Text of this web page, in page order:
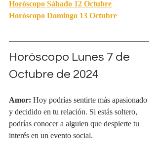
Horóscopo Sábado 12 Octubre
Horóscopo Domingo 13 Octubre
Horóscopo Lunes 7 de
Octubre de 2024
Amor: Hoy podrías sentirte más apasionado
y decidido en tu relación. Si estás soltero,
podrías conocer a alguien que despierte tu
interés en un evento social.